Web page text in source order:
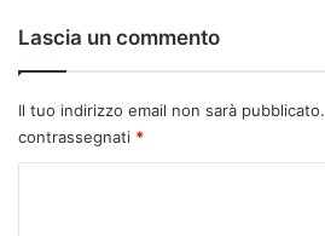
Lascia un commento
Il tuo indirizzo email non sarà pubblicato.
contrassegnati *